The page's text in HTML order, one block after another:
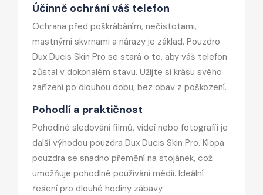
Účinně ochrání váš telefon
Ochrana před poškrábáním, nečistotami,
mastnými skvrnami a nárazy je základ. Pouzdro
Dux Ducis Skin Pro se stará o to, aby váš telefon
zůstal v dokonalém stavu. Užijte si krásu svého
zařízení po dlouhou dobu, bez obav z poškození.
Pohodlí a praktičnost
Pohodlné sledování filmů, videí nebo fotografií je
další výhodou pouzdra Dux Ducis Skin Pro. Klopa
pouzdra se snadno přemění na stojánek, což
umožňuje pohodlné používání médií. Ideální
řešení pro dlouhé hodiny zábavy.